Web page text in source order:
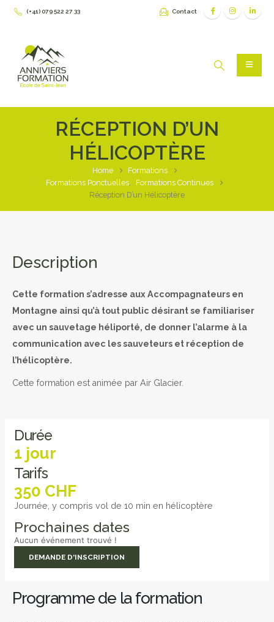
(+41) 079 522 27 33 Contact
RÉCEPTION D’UN
HÉLICOPTÈRE
Home
Formations
Formations Ponctuelles,
Formations Continues
Réception D’un Hélicoptère
Description
Cette formation s’adresse aux Accompagnateurs en
Montagne ainsi qu’à tout public désirant se familiariser
avec un sauvetage héliporté, de donner l’alarme à la
communication avec lessauveteurs et réception de
l’hélicoptère.
Cette formation est animée par Air Glacier.
Durée
1 jour
Tarifs
350 CHF
Journée, y compris vol de 10 min en hélicoptère
Prochaines dates
Aucun événement trouvé !
DEMANDE D'INSCRIPTION
Programme de la formation